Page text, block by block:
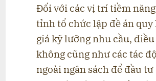
Đối với các vị trí tiềm
tỉnh tổ chức lập đề án
giá kỹ lưỡng nhu cầu,
không cũng như các tác
ngoài ngân sách để đầu